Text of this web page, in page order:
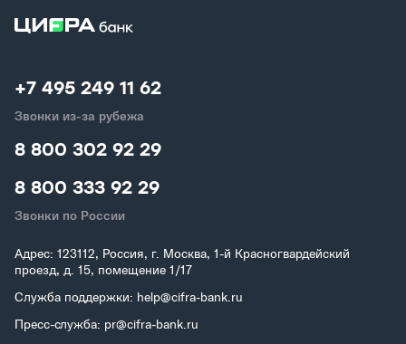
+7 495 249 11 62
Звонки из-за рубежа
8 800 302 92 29
8 800 333 92 29
Звонки по России
Адрес: 123112, Россия, г. Москва, 1-й Красногвардейский
проезд, д. 15, помещение 1/17
Служба поддержки: help@cifra-bank.ru
Пресс-служба: pr@cifra-bank.ru